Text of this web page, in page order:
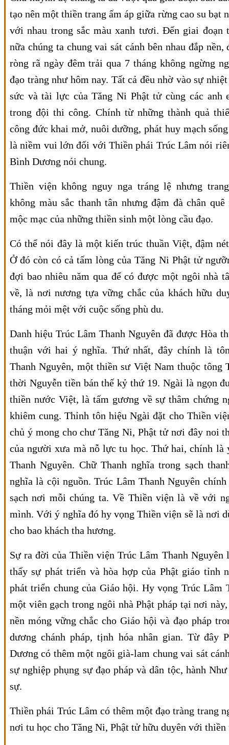
tạo nên một thiền trang ấm áp giữa rừng cao su bạt
với nhau trong sắc màu xanh tươi. Đến giai
nữa chúng ta chung vai sát cánh bên nhau đắp
ròng rã ngày đêm trải qua 7 tháng không ngừng
đạo tràng như hôm nay. Tất cả đều nhờ vào sự
sức và tài lực của Tăng Ni Phật tử cùng các anh
trong đội thi công. Chính từ những thành quả
công đức khai mở, nuôi dưỡng, phát huy mạch
là niềm vui lớn đối với Thiền phái Trúc Lâm nói
Bình Dương nói chung.
Thiền viện không nguy nga tráng lệ nhưng
không màu sắc thanh tân nhưng đậm đà chân
mộc mạc của những thiền sinh một lòng cầu đạo.
Có thể nói đây là một kiến trúc thuần Việt, đậm
Ở đó còn có cả tấm lòng của Tăng Ni Phật tử
đợi bao nhiêu năm qua để có được một ngôi nhà
về, là nơi nương tựa vững chắc của khách hữu
tháng mỏi mệt với cuộc sống phù du.
Danh hiệu Trúc Lâm Thanh Nguyên đã được Hòa
thuận với hai ý nghĩa. Thứ nhất, đây chính là
Thanh Nguyên, một thiền sư Việt Nam thuộc tông
thời Nguyễn tiền bán thế kỷ thứ 19. Ngài là ngọn
thiền nước Việt, là tấm gương về sự thâm chứng
khiêm cung. Thỉnh tôn hiệu Ngài đặt cho Thiền
chủ ý mong cho chư Tăng Ni, Phật tử nơi đây noi
của người xưa mà nỗ lực tu học. Thứ hai, chính là
Thanh Nguyên. Chữ Thanh nghĩa trong sạch
nghĩa là cội nguồn. Trúc Lâm Thanh Nguyên
sạch nơi mỗi chúng ta. Về Thiền viện là về với
mình. Với ý nghĩa đó hy vọng Thiền viện sẽ là nơi
cho bao khách tha hương.
Sự ra đời của Thiền viện Trúc Lâm Thanh Nguyên
thấy sự phát triển và hòa hợp của Phật giáo tỉnh
phát triển chung của Giáo hội. Hy vọng Trúc Lâm
một viên gạch trong ngôi nhà Phật pháp tại nơi
nền móng vững chắc cho Giáo hội và đạo pháp
dương chánh pháp, tịnh hóa nhân gian. Từ đây
Dương có thêm một ngôi già-lam chung vai sát
sự nghiệp phụng sự đạo pháp và dân tộc, hành
sự.
Thiền phái Trúc Lâm có thêm một đạo tràng trang
nơi tu học cho Tăng Ni, Phật tử hữu duyên với thiền